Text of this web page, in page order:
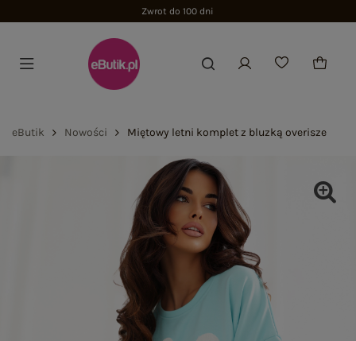
Zwrot do 100 dni
eButik Nowości Miętowy letni komplet z bluzką overisze